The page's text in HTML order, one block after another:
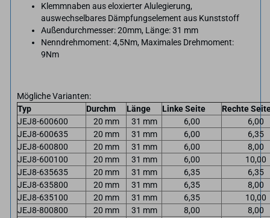
Klemmnaben aus eloxierter Alulegierung,
auswechselbares Dämpfungselement aus Kunststoff
Außendurchmesser: 20mm, Länge: 31 mm
Nenndrehmoment: 4,5Nm, Maximales Drehmoment:
9Nm
Mögliche Varianten:
Typ
Durchm Länge Linke Seite
Rechte
JEJ8-600600
20 mm 31 mm 6,00
6,00
JEJ8-600635
20 mm 31 mm 6,00
6,35
JEJ8-600800
20 mm 31 mm 6,00
8,00
JEJ8-600100
20 mm 31 mm 6,00
10,00
JEJ8-635635
20 mm 31 mm 6,35
6,35
JEJ8-635800
20 mm 31 mm 6,35
8,00
JEJ8-635100
20 mm 31 mm 6,35
10,00
JEJ8-800800
20 mm 31 mm 8,00
8,00